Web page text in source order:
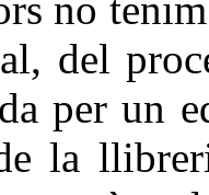
del
per un
la